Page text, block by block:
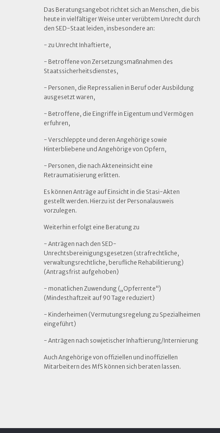
Das Beratungsangebot richtet sich an Menschen, die bis
heute in vielfältiger Weise unter verübtem Unrecht durch
den SED-Staat leiden, insbesondere an:
- zu Unrecht Inhaftierte,
- Betroffene von Zersetzungsmaßnahmen des
Staatssicherheitsdienstes,
- Personen, die Repressalien in Beruf oder Ausbildung
ausgesetzt waren,
- Betroffene, die Eingriffe in Eigentum und Vermögen
erfuhren,
- Verschleppte und deren Angehörige sowie
Hinterbliebene und Angehörige von Opfern,
- Personen, die nach Akteneinsicht eine
Retraumatisierung erlitten.
Es können Anträge auf Einsicht in die Stasi-Akten
gestellt werden. Hierzu ist der Personalausweis
vorzulegen.
Weiterhin erfolgt eine Beratung zu
- Anträgen nach den SED-
Unrechtsbereinigungsgesetzen (strafrechtliche,
verwaltungsrechtliche, berufliche Rehabilitierung)
(Antragsfrist aufgehoben)
- monatlichen Zuwendung („Opferrente“)
(Mindesthaftzeit auf 90 Tage reduziert)
- Kinderheimen (Vermutungsregelung zu Spezialheimen
eingeführt)
- Anträgen nach sowjetischer Inhaftierung/Internierung
Auch Angehörige von offiziellen und inoffiziellen
Mitarbeitern des MfS können sich beraten lassen.